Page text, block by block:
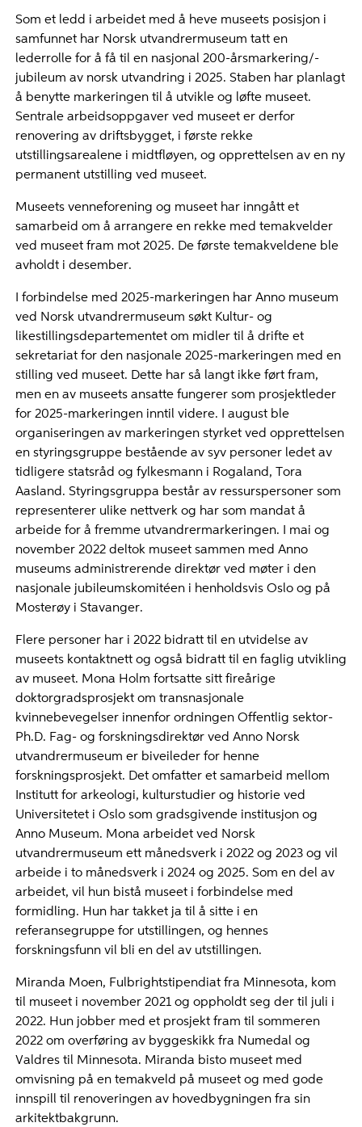
Som et ledd i arbeidet med å heve museets posisjon i
samfunnet har Norsk utvandrermuseum tatt en
lederrolle for å få til en nasjonal 200-årsmarkering/-
jubileum av norsk utvandring i 2025. Staben har planlagt
å benytte markeringen til å utvikle og løfte museet.
Sentrale arbeidsoppgaver ved museet er derfor
renovering av driftsbygget, i første rekke
utstillingsarealene i midtfløyen, og opprettelsen av en ny
permanent utstilling ved museet.
Museets venneforening og museet har inngått et
samarbeid om å arrangere en rekke med temakvelder
ved museet fram mot 2025. De første temakveldene ble
avholdt i desember.
I forbindelse med 2025-markeringen har Anno museum
ved Norsk utvandrermuseum søkt Kultur- og
likestillingsdepartementet om midler til å drifte et
sekretariat for den nasjonale 2025-markeringen med en
stilling ved museet. Dette har så langt ikke ført fram,
men en av museets ansatte fungerer som prosjektleder
for 2025-markeringen inntil videre. I august ble
organiseringen av markeringen styrket ved opprettelsen
en styringsgruppe bestående av syv personer ledet av
tidligere statsråd og fylkesmann i Rogaland, Tora
Aasland. Styringsgruppa består av ressurspersoner som
representerer ulike nettverk og har som mandat å
arbeide for å fremme utvandrermarkeringen. I mai og
november 2022 deltok museet sammen med Anno
museums administrerende direktør ved møter i den
nasjonale jubileumskomitéen i henholdsvis Oslo og på
Mosterøy i Stavanger.
Flere personer har i 2022 bidratt til en utvidelse av
museets kontaktnett og også bidratt til en faglig utvikling
av museet. Mona Holm fortsatte sitt fireårige
doktorgradsprosjekt om transnasjonale
kvinnebevegelser innenfor ordningen Offentlig sektor-
Ph.D. Fag- og forskningsdirektør ved Anno Norsk
utvandrermuseum er biveileder for henne
forskningsprosjekt. Det omfatter et samarbeid mellom
Institutt for arkeologi, kulturstudier og historie ved
Universitetet i Oslo som gradsgivende institusjon og
Anno Museum. Mona arbeidet ved Norsk
utvandrermuseum ett månedsverk i 2022 og 2023 og vil
arbeide i to månedsverk i 2024 og 2025. Som en del av
arbeidet, vil hun bistå museet i forbindelse med
formidling. Hun har takket ja til å sitte i en
referansegruppe for utstillingen, og hennes
forskningsfunn vil bli en del av utstillingen.
Miranda Moen, Fulbrightstipendiat fra Minnesota, kom
til museet i november 2021 og oppholdt seg der til juli i
2022. Hun jobber med et prosjekt fram til sommeren
2022 om overføring av byggeskikk fra Numedal og
Valdres til Minnesota. Miranda bisto museet med
omvisning på en temakveld på museet og med gode
innspill til renoveringen av hovedbygningen fra sin
arkitektbakgrunn.